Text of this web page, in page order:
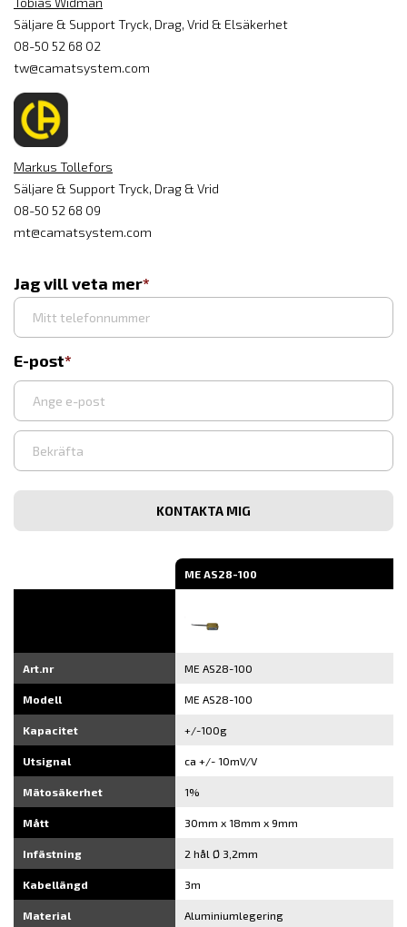
Säljare & Support Tryck, Drag, Vrid & Elsäkerhet
08-50 52 68 02
tw@camatsystem.com
Markus Tollefors
Säljare & Support Tryck, Drag & Vrid
08-50 52 68 09
mt@camatsystem.com
Jag vill veta mer
E-post
Ange
e-
Bekräfta
post
ME AS28-100
Art.nr ME AS28-100
Modell ME AS28-100
Kapacitet +/-100g
Utsignal ca +/- 10mV/V
Mätosäkerhet 1%
Mått 30mm x 18mm x 9mm
Infästning 2 hål Ø 3,2mm
Kabellängd 3m
Material Aluminiumlegering